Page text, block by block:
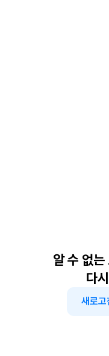
알 수 없
다
새로고